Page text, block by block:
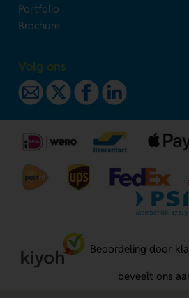
Portfolio
Brochure
Volg ons
Beoordeling door
beveelt ons